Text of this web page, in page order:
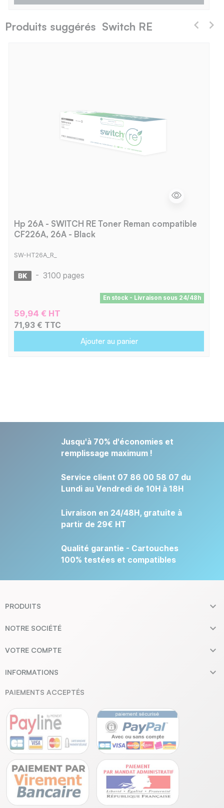
Produits suggérés Switch RE
Hp 26A - SWITCH RE Toner Reman compatible
CF226A, 26A - Black
SW-HT26A_R_
- 3100 pages
En stock - Livraison sous 24/48h
59,94 € HT
71,93 € TTC
Ajouter au panier
Jusqu'à 70% d'économies et
remplissage maximum !
Service client 07 86 00 58 07 du
Lundi au Vendredi de 10H à 18H
Livraison en 24/48H, gratuite à
partir de 29€ HT
Qualité garantie - Cartouches
100% testées et compatibles
PRODUITS 
NOTRE SOCIÉTÉ 
VOTRE COMPTE 
INFORMATIONS 
PAIEMENTS ACCEPTÉS